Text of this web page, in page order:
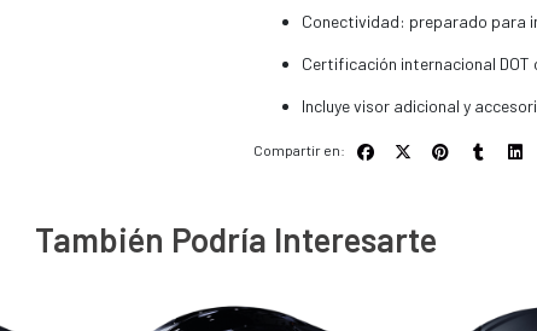
Conectividad: preparado para
Certificación internacional DOT
Incluye visor adicional y
Compartir en:
También Podría Interesarte